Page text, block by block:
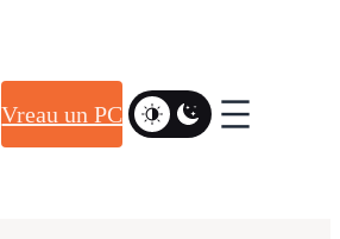
Vreau un PC